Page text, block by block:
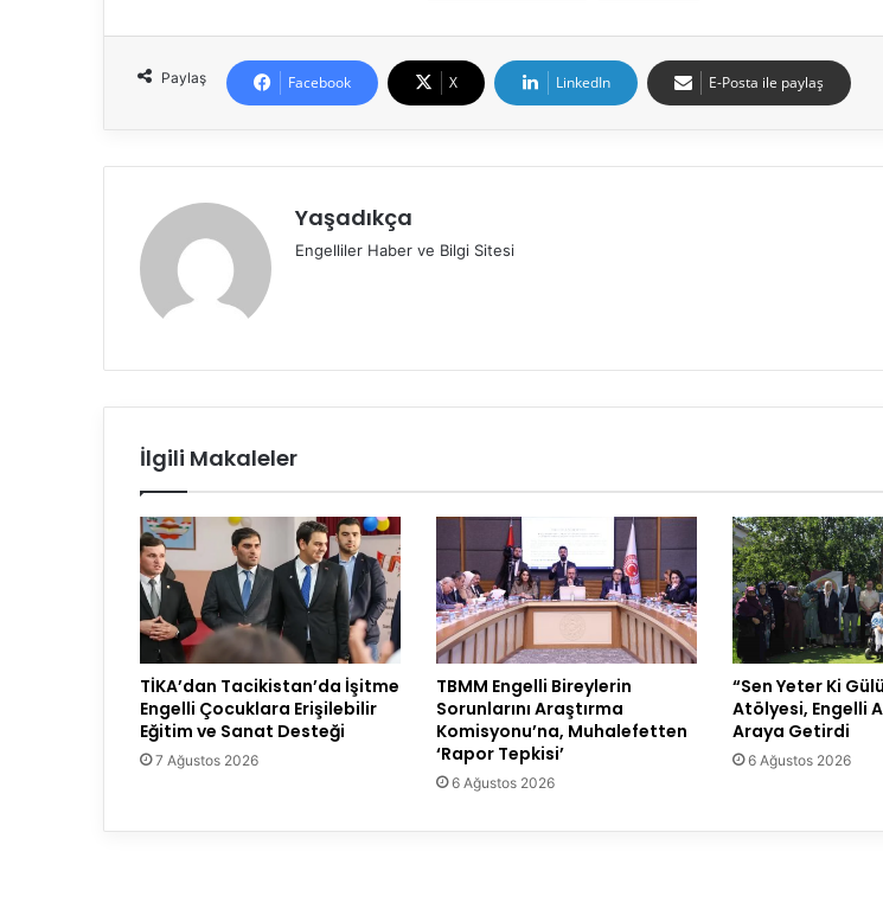
Paylaş Facebook X LinkedIn E-Posta ile paylaş
Yaşadıkça
Engelliler Haber ve Bilgi Sitesi
İlgili Makaleler
TİKA’dan Tacikistan’da İşitme
Engelli Çocuklara Erişilebilir
Eğitim ve Sanat Desteği
7 Ağustos 2026
TBMM Engelli Bireylerin
Sorunlarını Araştırma
Komisyonu’na, Muhalefetten
‘Rapor Tepkisi’
6 Ağustos 2026
“Sen Yeter Ki
Atölyesi, Engelli
Araya Getirdi
6 Ağustos 2026